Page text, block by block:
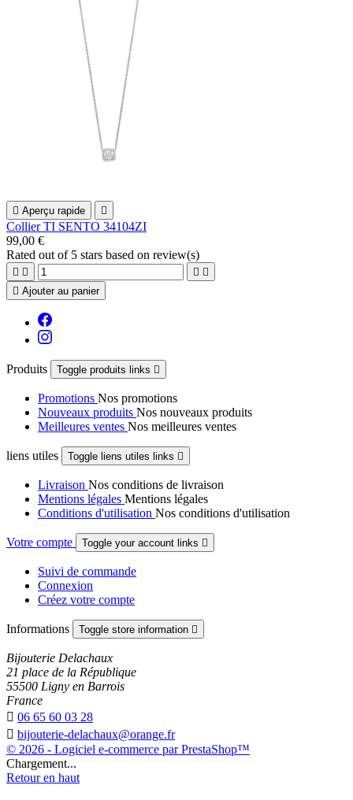
 Aperçu rapide 
Collier TI SENTO 34104ZI
99,00 €
Rated out of 5 stars based on review(s)
   
 Ajouter au panier
Produits Toggle produits links 
Promotions Nos promotions
Nouveaux produits Nos nouveaux produits
Meilleures ventes Nos meilleures ventes
liens utiles Toggle liens utiles links 
Livraison Nos conditions de livraison
Mentions légales Mentions légales
Conditions d'utilisation Nos conditions d'utilisation
Votre compte Toggle your account links 
Suivi de commande
Connexion
Créez votre compte
Informations Toggle store information 
Bijouterie Delachaux
21 place de la République
55500 Ligny en Barrois
France
 06 65 60 03 28
 bijouterie-delachaux@orange.fr
© 2026 - Logiciel e-commerce par PrestaShop™
Chargement...
Retour en haut